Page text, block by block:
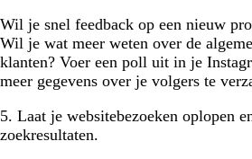
Wil je snel feedback op een nieuw
Wil je wat meer weten over de
klanten? Voer een poll uit in je
meer gegevens over je volgers te
5. Laat je websitebezoeken oplopen
zoekresultaten.